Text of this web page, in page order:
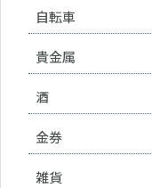
自転車
貴金属
酒
金券
雑貨